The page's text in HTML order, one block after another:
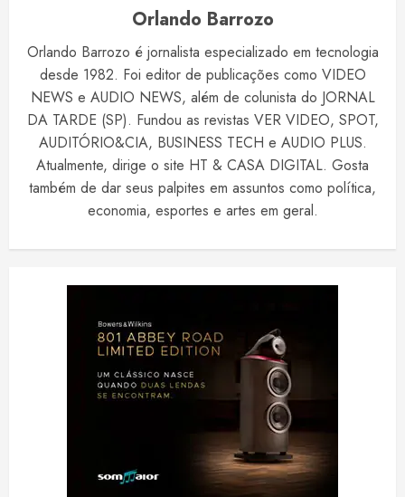
Orlando Barrozo
Orlando Barrozo é jornalista especializado em tecnologia
desde 1982. Foi editor de publicações como VIDEO
NEWS e AUDIO NEWS, além de colunista do JORNAL
DA TARDE (SP). Fundou as revistas VER VIDEO, SPOT,
AUDITÓRIO&CIA, BUSINESS TECH e AUDIO PLUS.
Atualmente, dirige o site HT & CASA DIGITAL. Gosta
também de dar seus palpites em assuntos como política,
economia, esportes e artes em geral.